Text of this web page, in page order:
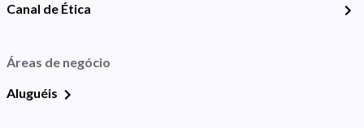
Canal de Ética
Áreas de negócio
Aluguéis